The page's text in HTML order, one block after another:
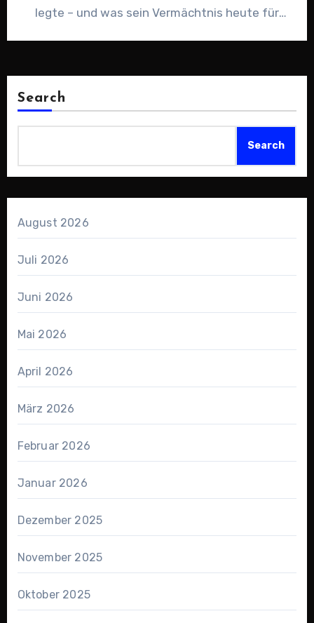
legte – und was sein Vermächtnis heute für
Search
Search
August 2026
Juli 2026
Juni 2026
Mai 2026
April 2026
März 2026
Februar 2026
Januar 2026
Dezember 2025
November 2025
Oktober 2025